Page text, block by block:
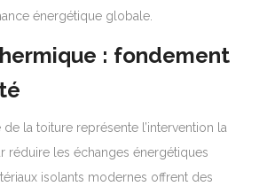
énergétique globale.
: fondement
de la toiture représente l’intervention la
réduire les échanges énergétiques
isolants modernes offrent des